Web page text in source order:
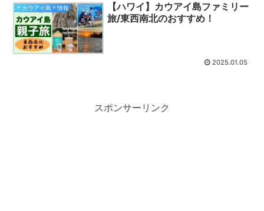
＊カウアイ島＊情報
【ハワイ】カウアイ島ファミリー
旅/東西南北のおすすめ！
2025.01.05
スポンサーリンク